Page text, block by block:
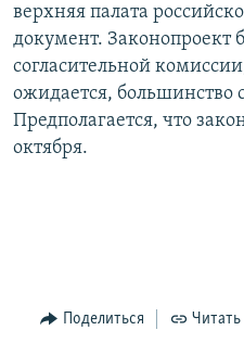
Все сайты РСЕ/РС
верхняя палата
документ. Законопроект
согласительной
ожидается, большинство
Предполагается, что
октября.
Поделиться Читать